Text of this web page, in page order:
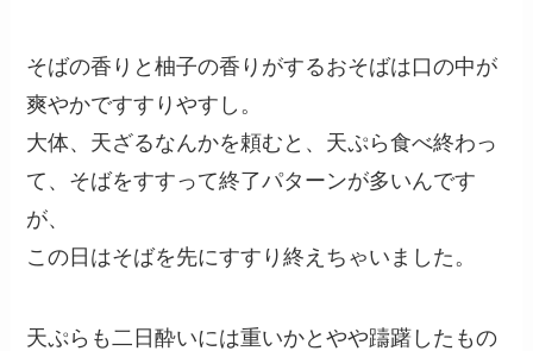
そばの香りと柚子の香りがするおそばは口の中が
爽やかですすりやすし。
大体、天ざるなんかを頼むと、天ぷら食べ終わっ
て、そばをすすって終了パターンが多いんです
が、
この日はそばを先にすすり終えちゃいました。
天ぷらも二日酔いには重いかとやや躊躇したもの